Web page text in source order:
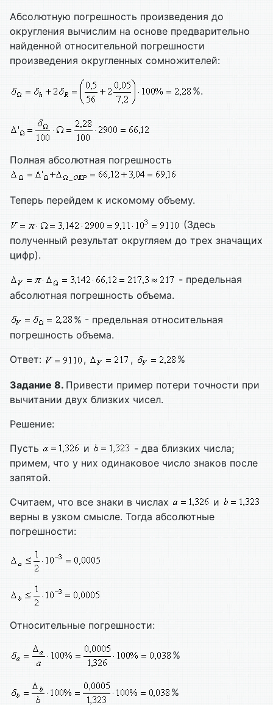
Абсолютную погрешность произведения до
округления вычислим на основе предварительно
найденной относительной погрешности
произведения округленных сомножителей:
%.
Полная абсолютная погрешность
Теперь перейдем к искомому объему.
(Здесь
полученный результат округляем до трех значащих
цифр).
- предельная
абсолютная погрешность объема.
% - предельная относительная
погрешность объема.
Ответ:
, , %
Задание 8. Привести пример потери точности при
вычитании двух близких чисел.
Решение:
Пусть
и
- два близких числа;
примем, что у них одинаковое число знаков после
запятой.
Считаем, что все знаки в числах
и
верны в узком смысле. Тогда абсолютные
погрешности:
Относительные погрешности:
%
%